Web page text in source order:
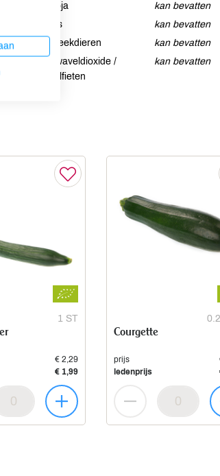
Soja
kan bevatten
Vis
kan bevatten
Weekdieren
kan bevatten
Zwaveldioxide /
sulfieten
kan bevatten
1 ST
€ 2,29
€ 1,99
Courgette
prijs
ledenprijs